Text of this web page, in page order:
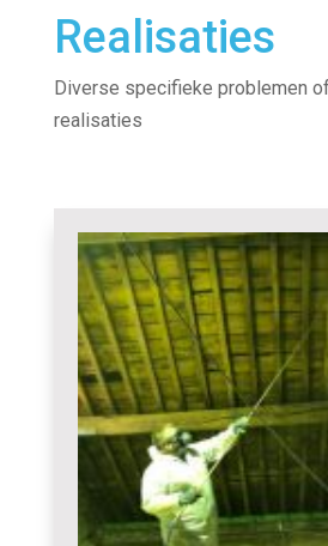
Realisaties
Diverse specifieke problemen
realisaties